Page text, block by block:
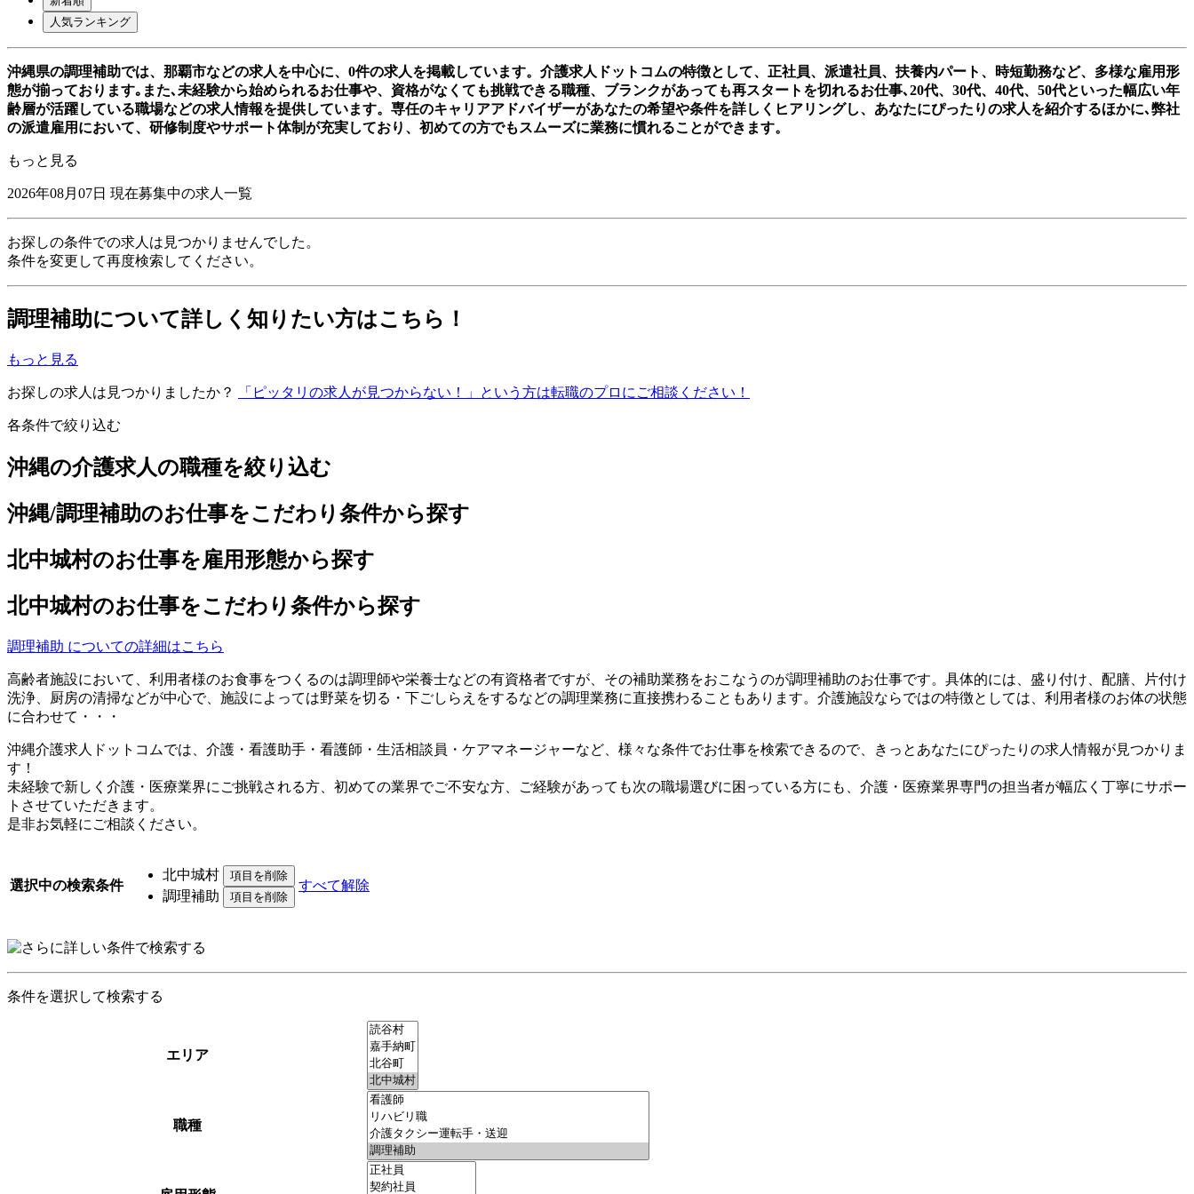
人気ランキング
沖縄県の調理補助では、那覇市などの求人を中心に、0件の求人を掲載しています。介護求人ドットコムの特徴として、正社員、派遣社員、扶養内パート、時短勤務など、多様な雇用形
態が揃っております｡また､未経験から始められるお仕事や、資格がなくても挑戦できる職種、ブランクがあっても再スタートを切れるお仕事､20代、30代、40代、50代といった幅広い年
齢層が活躍している職場などの求人情報を提供しています。専任のキャリアアドバイザーがあなたの希望や条件を詳しくヒアリングし、あなたにぴったりの求人を紹介するほかに､弊社
の派遣雇用において、研修制度やサポート体制が充実しており、初めての方でもスムーズに業務に慣れることができます。
もっと見る
2026年08月07日 現在募集中の求人一覧
お探しの条件での求人は見つかりませんでした。
条件を変更して再度検索してください。
調理補助について詳しく知りたい方はこちら！
もっと見る
お探しの求人は見つかりましたか？ 「ピッタリの求人が見つからない！」という方は転職のプロにご相談ください！
各条件で絞り込む
沖縄の介護求人の職種を絞り込む
沖縄/調理補助のお仕事をこだわり条件から探す
北中城村のお仕事を雇用形態から探す
北中城村のお仕事をこだわり条件から探す
調理補助 についての詳細はこちら
高齢者施設において、利用者様のお食事をつくるのは調理師や栄養士などの有資格者ですが、その補助業務をおこなうのが調理補助のお仕事です。具体的には、盛り付け、配膳、片付け
洗浄、厨房の清掃などが中心で、施設によっては野菜を切る・下ごしらえをするなどの調理業務に直接携わることもあります。介護施設ならではの特徴としては、利用者様のお体の状態
に合わせて・・・
沖縄介護求人ドットコムでは、介護・看護助手・看護師・生活相談員・ケアマネージャーなど、様々な条件でお仕事を検索できるので、きっとあなたにぴったりの求人情報が見つかりま
す！
未経験で新しく介護・医療業界にご挑戦される方、初めての業界でご不安な方、ご経験があっても次の職場選びに困っている方にも、介護・医療業界専門の担当者が幅広く丁寧にサポー
トさせていただきます。
是非お気軽にご相談ください。
選択中の検索条件
北中城村
調理補助
すべて解除
条件を選択して検索する
エリア
職種